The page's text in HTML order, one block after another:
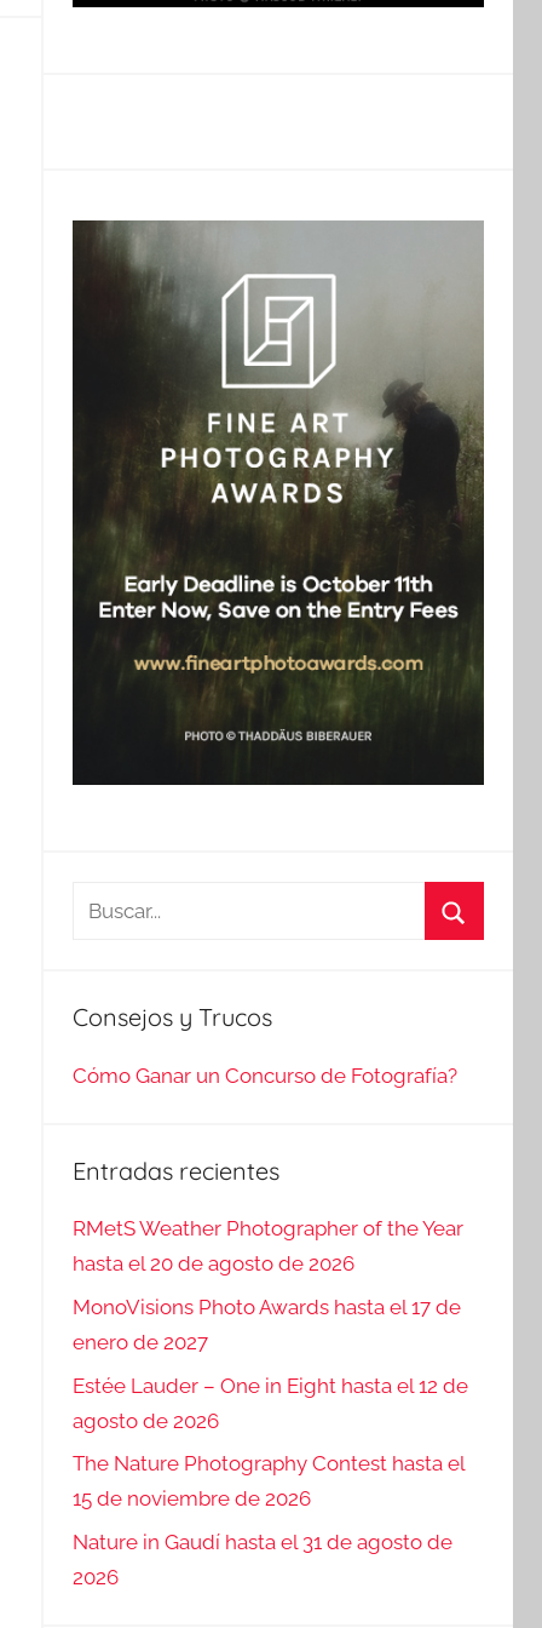
Buscar:
Consejos y Trucos
Cómo Ganar un Concurso de Fotografía?
Entradas recientes
RMetS Weather Photographer of the Year
hasta el 20 de agosto de 2026
MonoVisions Photo Awards hasta el 17 de
enero de 2027
Estée Lauder – One in Eight hasta el 12 de
agosto de 2026
The Nature Photography Contest hasta el
15 de noviembre de 2026
Nature in Gaudí hasta el 31 de agosto de
2026